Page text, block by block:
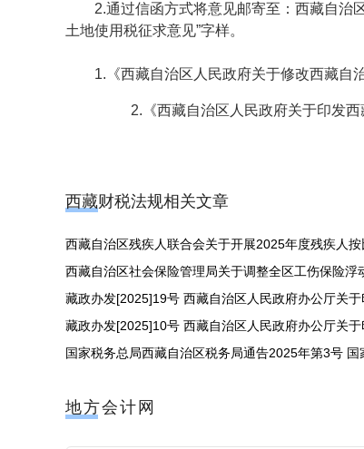
2.通过信函方式将意见邮寄至：西藏自治区
土地使用税征求意见”字样。
1.《西藏自治区人民政府关于修改西藏自
2.《西藏自治区人民政府关于印发西
西藏财税法规相关文章
西藏自治区残疾人联合会关于开展2025年度残疾人
西藏自治区社会保险管理局关于调整全区工伤保险浮
藏政办发[2025]19号 西藏自治区人民政府办公厅关于
藏政办发[2025]10号 西藏自治区人民政府办公厅关于
国家税务总局西藏自治区税务局通告2025年第3号 国
地方会计网